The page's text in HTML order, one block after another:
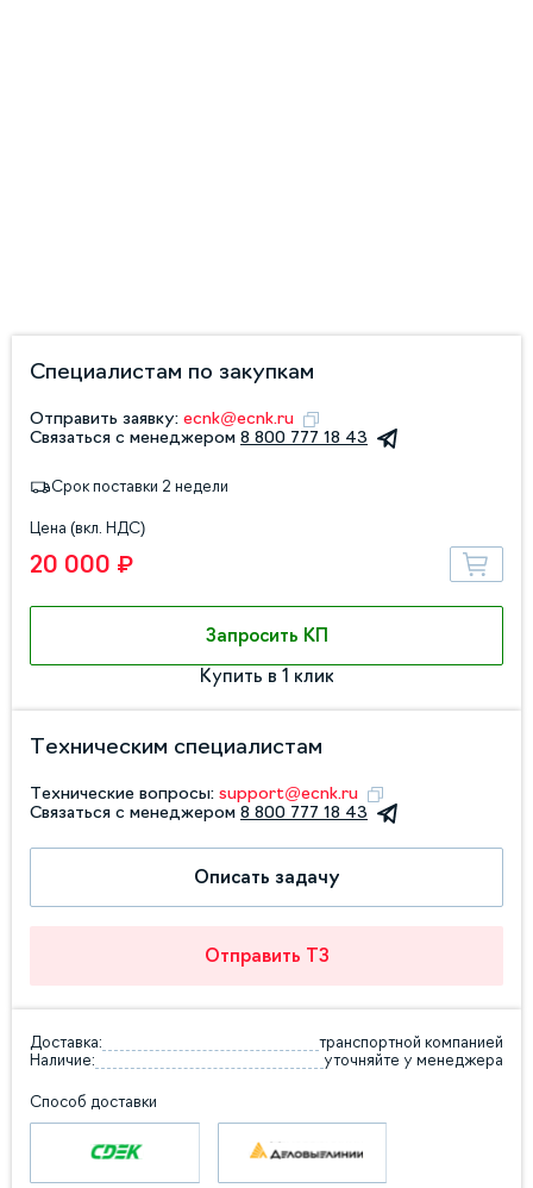
Специалистам по закупкам
Отправить заявку: ecnk@ecnk.ru
Связаться с менеджером 8 800 777 18 43
Срок поставки 2 недели
Цена (вкл. НДС)
20 000 ₽
Запросить КП
Купить в 1 клик
Техническим специалистам
Технические вопросы: support@ecnk.ru
Связаться с менеджером 8 800 777 18 43
Описать задачу
Отправить ТЗ
Доставка:
транспортной компанией
Наличие:
уточняйте у менеджера
Способ доставки